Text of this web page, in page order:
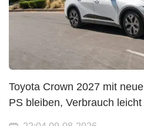
Toyota Crown 2027 mit
PS bleiben, Verbrauch